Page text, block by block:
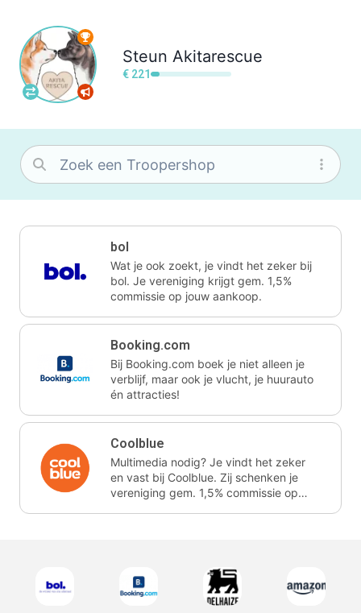
Steun Akitarescue
€ 221
bol
Wat je ook zoekt, je vindt het zeker bij
bol. Je vereniging krijgt gem. 1,5%
commissie op jouw aankoop.
Booking.com
Bij Booking.com boek je niet alleen je
verblijf, maar ook je vlucht, je huurauto
én attracties!
Coolblue
Multimedia nodig? Je vindt het zeker
en vast bij Coolblue. Zij schenken je
vereniging gem. 1,5% commissie op